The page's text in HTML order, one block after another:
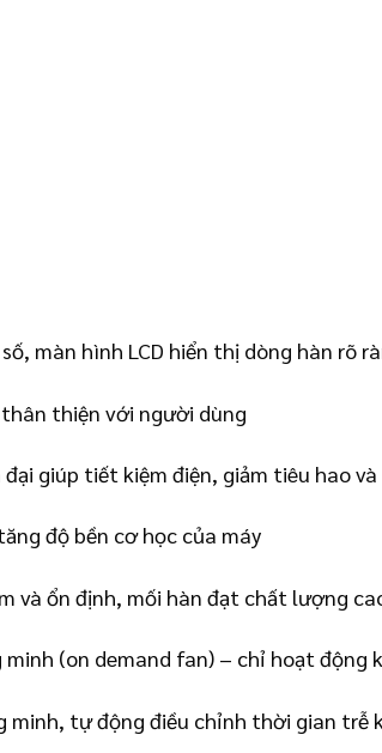
màn hình LCD hiển thị dòng hàn rõ
thiện với người dùng
đại giúp tiết kiệm điện, giảm tiêu hao
độ bền cơ học của máy
và ổn định, mối hàn đạt chất lượng
(on demand fan) – chỉ hoạt động
tự động điều chỉnh thời gian trễ